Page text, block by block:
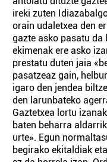
ireki zuten
orain udaletxea den
gazte asko pasatu
ekimenak ere asko
prestatu duten jaia
pasatzeaz gain,
igaro den jendea
den larunbateko
Gaztetxea lortu
baten beharra
urte». Egun
begirako ekitaldiak